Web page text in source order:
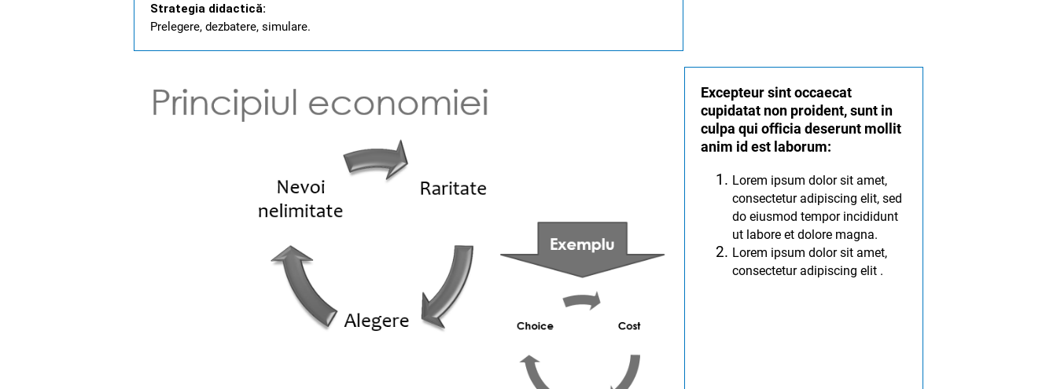
Strategia didactică:
Prelegere, dezbatere, simulare.
Excepteur sint occaecat
cupidatat non proident, sunt in
culpa qui officia deserunt mollit
anim id est laborum:
Lorem ipsum dolor sit amet,
consectetur adipiscing elit, sed
do eiusmod tempor incididunt
ut labore et dolore magna.
Lorem ipsum dolor sit amet,
consectetur adipiscing elit .